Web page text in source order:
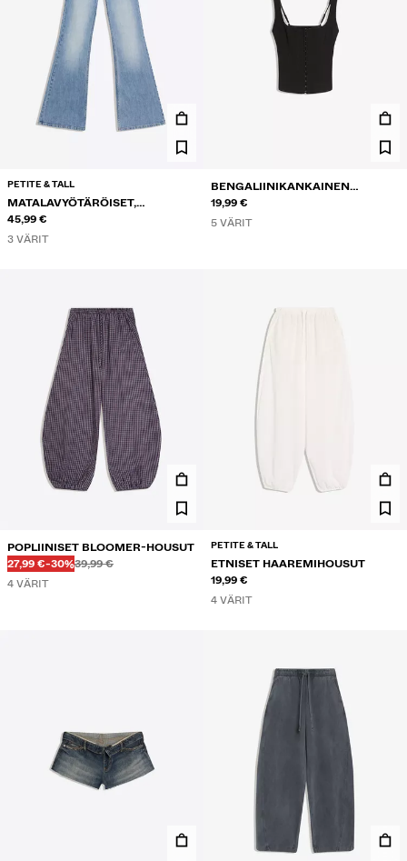
PETITE & TALL
MATALAVYÖTÄRÖISET,
KIRJAILLUT KELLOHELMALLISET
FARKUT
45,99 €
3 VÄRIT
BENGALIINIKANKAINEN
KORSETTITOPPI
19,99 €
5 VÄRIT
POPLIINISET BLOOMER-HOUSUT
ALENNETTU HINTA
27,99 €ALENNUS
-30%Ennen
39,99 €
Ennen
4 VÄRIT
PETITE & TALL
ETNISET HAAREMIHOUSUT
19,99 €
4 VÄRIT